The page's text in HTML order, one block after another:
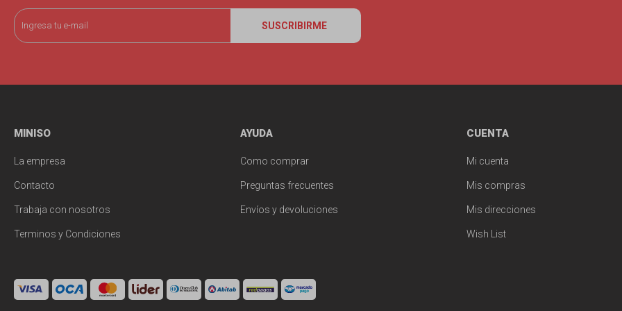
SUSCRIBIRME
MINISO
La empresa
Contacto
Trabaja con nosotros
Terminos y Condiciones
AYUDA
Como comprar
Preguntas frecuentes
Envíos y devoluciones
CUENTA
Mi cuenta
Mis compras
Mis direcciones
Wish List